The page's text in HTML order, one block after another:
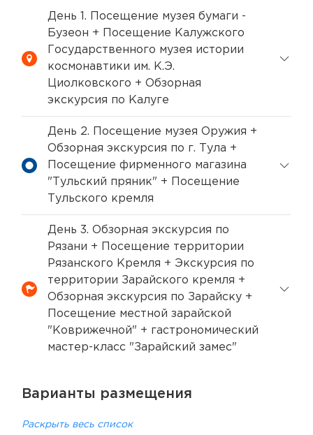
День 1. Посещение музея бумаги -
Бузеон + Посещение Калужского
Государственного музея истории
космонавтики им. К.Э.
Циолковского + Обзорная
экскурсия по Калуге
День 2. Посещение музея Оружия +
Обзорная экскурсия по г. Тула +
Посещение фирменного магазина
"Тульский пряник" + Посещение
Тульского кремля
День 3. Обзорная экскурсия по
Рязани + Посещение территории
Рязанского Кремля + Экскурсия по
территории Зарайского кремля +
Обзорная экскурсия по Зарайску +
Посещение местной зарайской
"Коврижечной" + гастрономический
мастер-класс "Зарайский замес"
Варианты размещения
Раскрыть весь список